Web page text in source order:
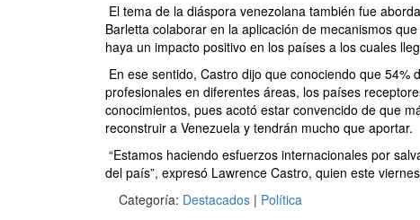
El tema de la diáspora venezolana también fue
Barletta colaborar en la aplicación de mecanismos
haya un impacto positivo en los países a los cuales
En ese sentido, Castro dijo que conociendo que
profesionales en diferentes áreas, los países
conocimientos, pues acotó estar convencido de que
reconstruir a Venezuela y tendrán mucho que aportar.
“Estamos haciendo esfuerzos internacionales por
del país”, expresó Lawrence Castro, quien este
Categoría: Destacados | Política